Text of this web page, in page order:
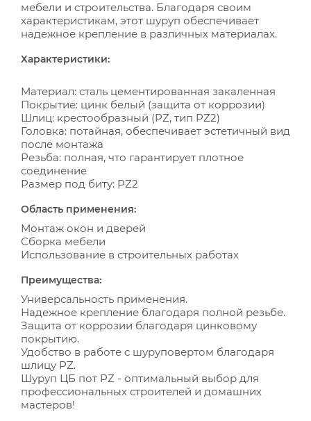
мебели и строительства. Благодаря своим
характеристикам, этот шуруп обеспечивает
надежное крепление в различных материалах.
Характеристики:
Материал: сталь цементированная закаленная
Покрытие: цинк белый (защита от коррозии)
Шлиц: крестообразный (PZ, тип PZ2)
Головка: потайная, обеспечивает эстетичный вид
после монтажа
Резьба: полная, что гарантирует плотное
соединение
Размер под биту: PZ2
Область применения:
Монтаж окон и дверей
Сборка мебели
Использование в строительных работах
Преимущества:
Универсальность применения.
Надежное крепление благодаря полной резьбе.
Защита от коррозии благодаря цинковому
покрытию.
Удобство в работе с шуруповертом благодаря
шлицу PZ.
Шуруп ЦБ пот PZ - оптимальный выбор для
профессиональных строителей и домашних
мастеров!